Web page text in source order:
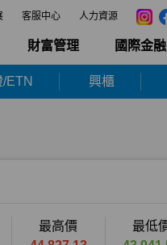
客服中心 人力資源
財富管理 國際金融
ETN 興櫃